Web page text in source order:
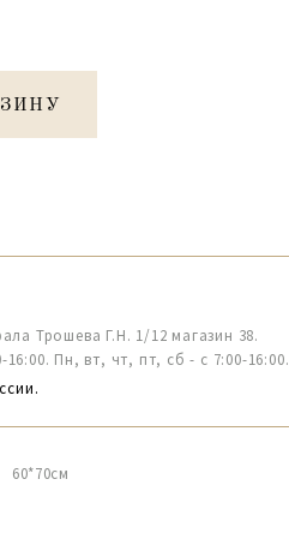
Трошева Г.Н. 1/12 магазин 38.
16:00. Пн, вт, чт, пт, сб - с 7:00-16:00.
60*70см